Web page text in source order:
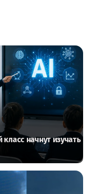
класс начнут изучать